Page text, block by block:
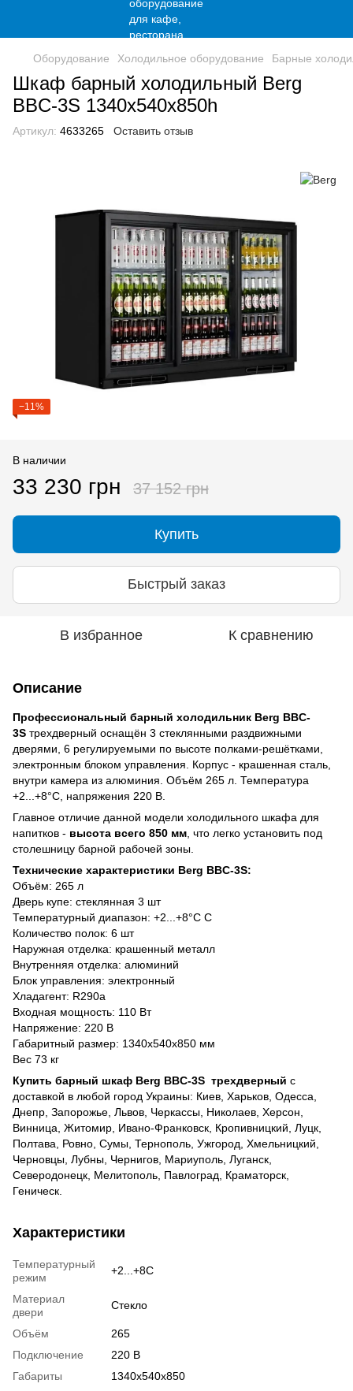
Оборудование Холодильное оборудование Барные
Шкаф барный холодильный Berg
BBC-3S 1340х540х850h
Артикул: 4633265 Оставить отзыв
−11%
В наличии
33 230 грн 37 152 грн
Купить
Быстрый заказ
В избранное К сравнению
Описание
Профессиональный барный холодильник Berg BBC-
3S трехдверный оснащён 3 стеклянными раздвижными
дверями, 6 регулируемыми по высоте полками-решётками,
электронным блоком управления. Корпус - крашенная сталь,
внутри камера из алюминия. Объём 265 л. Температура
+2...+8°С, напряжения 220 В.
Главное отличие данной модели холодильного шкафа для
напитков - высота всего 850 мм , что легко установить под
столешницу барной рабочей зоны.
Технические характеристики Berg BBC-3S:
Объём: 265 л
Дверь купе: стеклянная 3 шт
Температурный диапазон: +2...+8°С С
Количество полок: 6 шт
Наружная отделка: крашенный металл
Внутренняя отделка: алюминий
Блок управления: электронный
Хладагент: R290a
Входная мощность: 110 Вт
Напряжение: 220 В
Габаритный размер: 1340х540х850 мм
Вес 73 кг
Купить барный шкаф Berg BBC-3S трехдверный с
доставкой в любой город Украины: Киев, Харьков, Одесса,
Днепр, Запорожье, Львов, Черкассы, Николаев, Херсон,
Винница, Житомир, Ивано-Франковск, Кропивницкий, Луцк,
Полтава, Ровно, Сумы, Тернополь, Ужгород, Хмельницкий,
Черновцы, Лубны, Чернигов, Мариуполь, Луганск,
Северодонецк, Мелитополь, Павлоград, Краматорск,
Геническ.
Характеристики
Температурный
режим
+2...+8С
Материал
двери
Стекло
Объём
265
Подключение
220 В
Габариты
1340х540х850